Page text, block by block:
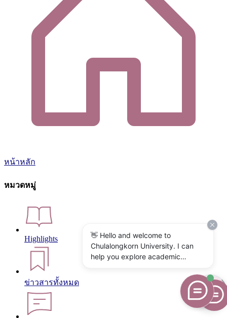
หน้าหลัก
หมวดหมู่
Highlights
ข่าวสารทั้งหมด
👋 Hello and welcome to
Chulalongkorn University. I can
help you explore academic